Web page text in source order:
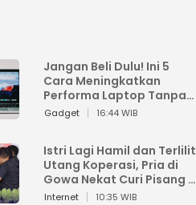
Jangan Beli Dulu! Ini 5
Cara Meningkatkan
Performa Laptop Tanpa
Harus Beli Baru
Gadget 16:44 WIB
Istri Lagi Hamil dan Terlilit
Utang Koperasi, Pria di
Gowa Nekat Curi Pisang 4
Tandan Milik Tetangga,
Internet 10:35 WIB